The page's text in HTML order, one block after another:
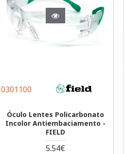
0301100
Óculo Lentes Policarbonato
Incolor Antiembaciamento -
FIELD
5.54€